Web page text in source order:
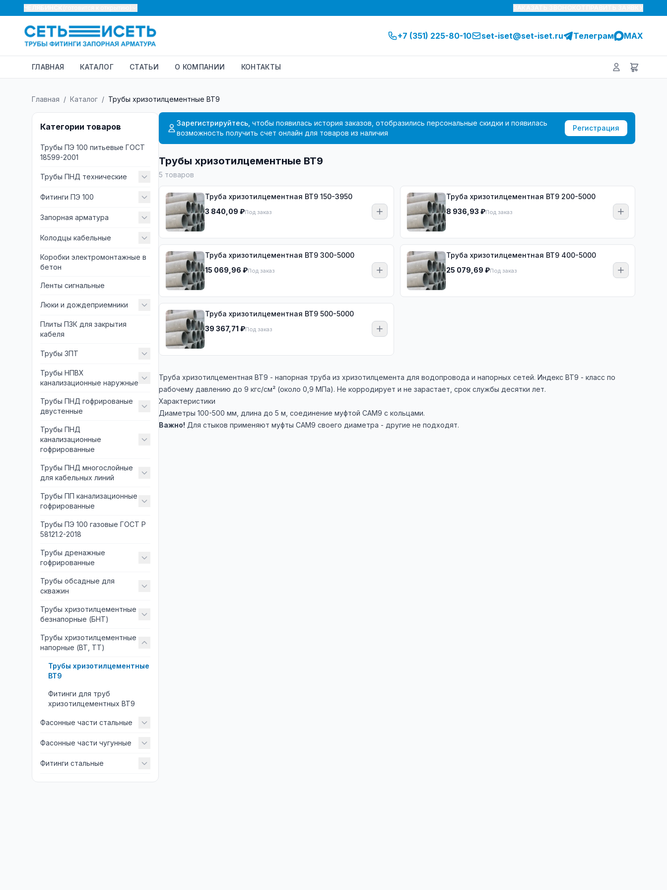
+7 (351) 225-80-10 set-iset@set-iset.ru Телеграм MAX
ГЛАВНАЯ КАТАЛОГ СТАТЬИ О КОМПАНИИ КОНТАКТЫ
Главная / Каталог / Трубы хризотилцементные ВТ9
Категории товаров
Трубы ПЭ 100 питьевые ГОСТ
18599-2001
Трубы ПНД технические
Фитинги ПЭ 100
Запорная арматура
Колодцы кабельные
Коробки электромонтажные в
бетон
Ленты сигнальные
Люки и дождеприемники
Плиты ПЗК для закрытия
кабеля
Трубы ЗПТ
Трубы НПВХ
канализационные наружные
Трубы ПНД гофрированые
двустенные
Трубы ПНД
канализационные
гофрированные
Трубы ПНД многослойные
для кабельных линий
Трубы ПП канализационные
гофрированные
Трубы ПЭ 100 газовые ГОСТ Р
58121.2-2018
Трубы дренажные
гофрированные
Трубы обсадные для
скважин
Трубы хризотилцементные
безнапорные (БНТ)
Трубы хризотилцементные
напорные (ВТ, ТТ)
Трубы хризотилцементные
ВТ9
Фитинги для труб
хризотилцементных ВТ9
Фасонные части стальные
Фасонные части чугунные
Фитинги стальные
Зарегистрируйтесь, чтобы появилась история заказов, отобразились персональные скидки и появилась
возможность получить счет онлайн для товаров из наличия
Регистрация
Трубы хризотилцементные ВТ9
5 товаров
Труба хризотилцементная ВТ9 150-3950
3 840,09 ₽Под заказ
Труба хризотилцементная ВТ9 200-5000
8 936,93 ₽Под заказ
Труба хризотилцементная ВТ9 300-5000
15 069,96 ₽Под заказ
Труба хризотилцементная ВТ9 400-5000
25 079,69 ₽Под заказ
Труба хризотилцементная ВТ9 500-5000
39 367,71 ₽Под заказ
Труба хризотилцементная ВТ9 - напорная труба из хризотилцемента для водопровода и напорных сетей. Индекс ВТ9 - класс по
рабочему давлению до 9 кгс/см² (около 0,9 МПа). Не корродирует и не зарастает, срок службы десятки лет.
Характеристики
Диаметры 100-500 мм, длина до 5 м, соединение муфтой САМ9 с кольцами.
Важно! Для стыков применяют муфты САМ9 своего диаметра - другие не подходят.